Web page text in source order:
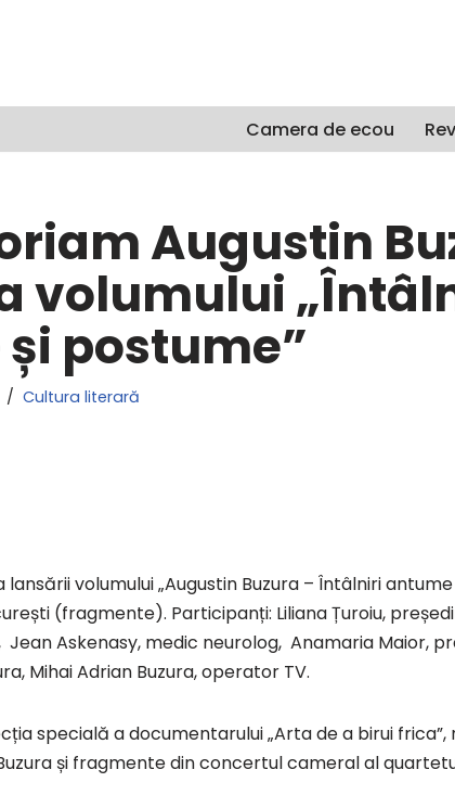
Camera de ecou
Augustin
volumului
postume”
Cultura literară
volumului „Augustin Buzura – Întâlniri
(fragmente). Participanți: Liliana Țuroiu,
Askenasy, medic neurolog, Anamaria Maior,
Mihai Adrian Buzura, operator TV.
specială a documentarului „Arta de a birui frica”,
și fragmente din concertul cameral al